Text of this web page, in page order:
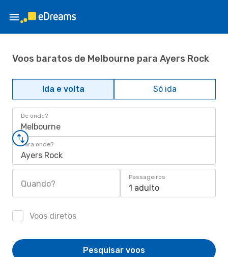
Voos baratos de Melbourne para Ayers Rock
Ida e volta Só ida
De onde?
Melbourne
Para onde?
Ayers Rock
Quando?
Passageiros
1 adulto
Voos diretos
Pesquisar voos